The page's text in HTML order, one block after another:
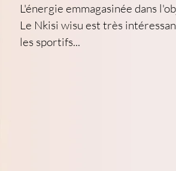
L'énergie emmagasinée dans
Le Nkisi wisu est très
les sportifs...